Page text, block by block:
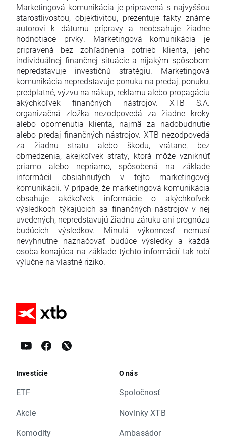
Marketingová komunikácia je pripravená s najvyššou
starostlivosťou, objektivitou, prezentuje fakty známe
autorovi k dátumu prípravy a neobsahuje žiadne
hodnotiace prvky. Marketingová komunikácia je
pripravená bez zohľadnenia potrieb klienta, jeho
individuálnej finančnej situácie a nijakým spôsobom
nepredstavuje investičnú stratégiu. Marketingová
komunikácia nepredstavuje ponuku na predaj, ponuku,
predplatné, výzvu na nákup, reklamu alebo propagáciu
akýchkoľvek finančných nástrojov. XTB S.A.
organizačná zložka nezodpovedá za žiadne kroky
alebo opomenutia klienta, najmä za nadobudnutie
alebo predaj finančných nástrojov. XTB nezodpovedá
za žiadnu stratu alebo škodu, vrátane, bez
obmedzenia, akejkoľvek straty, ktorá môže vzniknúť
priamo alebo nepriamo, spôsobená na základe
informácií obsiahnutých v tejto marketingovej
komunikácii. V prípade, že marketingová komunikácia
obsahuje akékoľvek informácie o akýchkoľvek
výsledkoch týkajúcich sa finančných nástrojov v nej
uvedených, nepredstavujú žiadnu záruku ani prognózu
budúcich výsledkov. Minulá výkonnosť nemusí
nevyhnutne naznačovať budúce výsledky a každá
osoba konajúca na základe týchto informácií tak robí
výlučne na vlastné riziko.
Investície
ETF
Akcie
Komodity
O nás
Spoločnosť
Novinky XTB
Ambasádor